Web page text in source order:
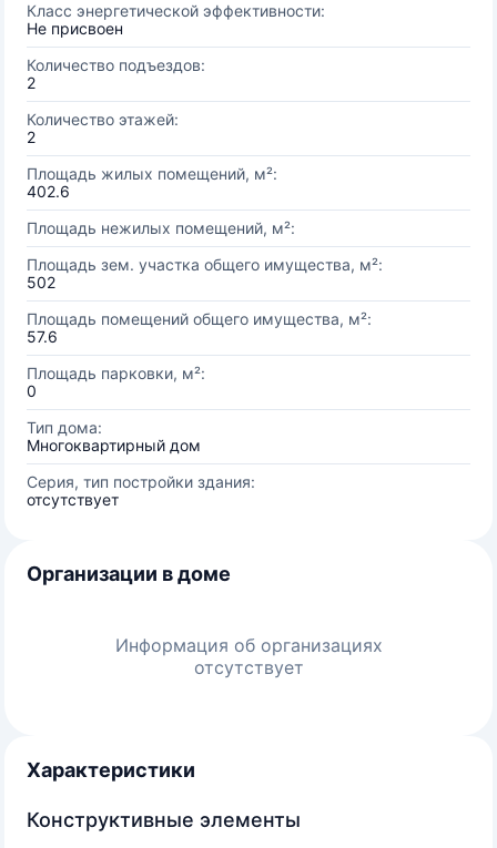
Класс энергетической эффективности:
Не присвоен
Количество подъездов:
2
Количество этажей:
2
Площадь жилых помещений, м²:
402.6
Площадь нежилых помещений, м²:
Площадь зем. участка общего имущества, м²:
502
Площадь помещений общего имущества, м²:
57.6
Площадь парковки, м²:
0
Тип дома:
Многоквартирный дом
Серия, тип постройки здания:
отсутствует
Организации в доме
Информация об организациях
отсутствует
Характеристики
Конструктивные элементы